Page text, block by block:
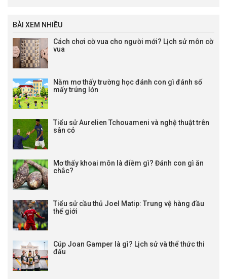
BÀI XEM NHIỀU
Cách chơi cờ vua cho người mới? Lịch sử môn cờ
vua
Nằm mơ thấy trường học đánh con gì đánh số
mấy trúng lớn
Tiểu sử Aurelien Tchouameni và nghệ thuật trên
sân cỏ
Mơ thấy khoai môn là điềm gì? Đánh con gì ăn
chắc?
Tiểu sử cầu thủ Joel Matip: Trung vệ hàng đầu
thế giới
Cúp Joan Gamper là gì? Lịch sử và thể thức thi
đấu